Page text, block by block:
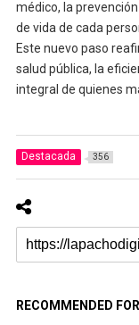
médico, la
de vida de cada
Este nuevo paso
salud pública, la
integral de quienes
Destacada 356
RECOMMENDED